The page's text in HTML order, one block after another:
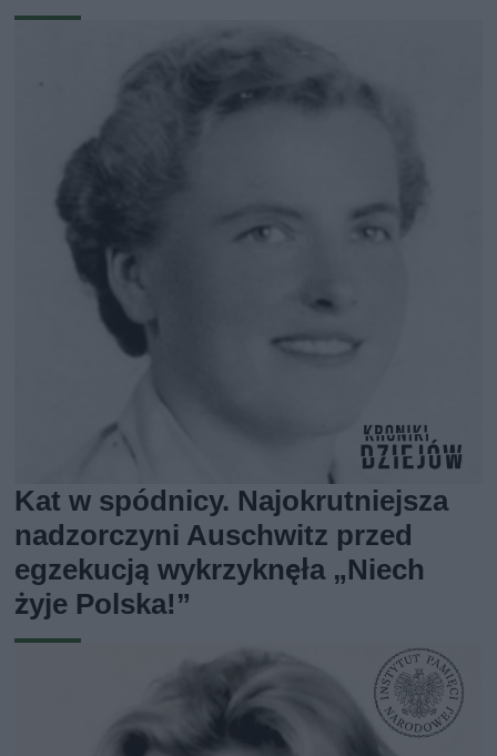
Kat w spódnicy. Najokrutniejsza
nadzorczyni Auschwitz przed
egzekucją wykrzyknęła „Niech
żyje Polska!”